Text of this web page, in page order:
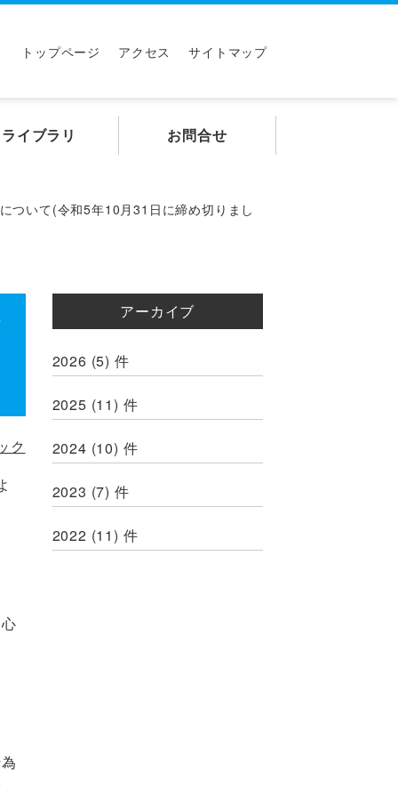
トップページ アクセス サイトマップ
ライブラリ お問合せ
ついて(令和5年10月31日に締め切りまし
ク
アーカイブ
2026 (5) 件
2025 (11) 件
2024 (10) 件
2023 (7) 件
2022 (11) 件